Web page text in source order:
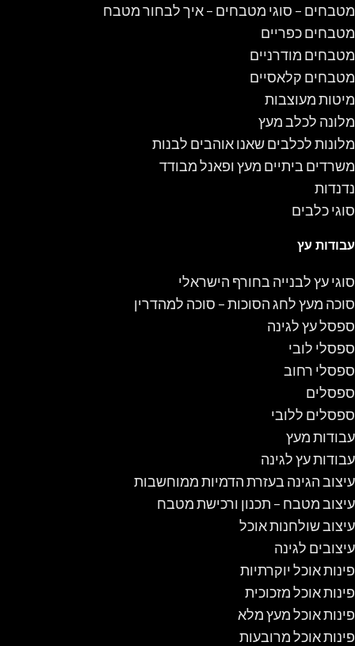
מטבחים – סוגי מטבחים – איך לבחור מטבח
מטבחים כפריים
מטבחים מודרניים
מטבחים קלאסיים
מיטות מעוצבות
מלונה לכלב מעץ
מלונות לכלבים שאנו אוהבים לבנות
משרדים ביתיים מעץ ופאנל מבודד
נדנדות
סוגי כלבים
עבודות עץ
סוגי עץ לבנייה בחורף הישראלי
סוכה מעץ לחג הסוכות – סוכה למהדרין
ספסל עץ לגינה
ספסלי לובי
ספסלי רחוב
ספסלים
ספסלים ללובי
עבודות מעץ
עבודות עץ לגינה
עיצוב הגינה בעזרת הדמיות ממוחשבות
עיצוב מטבח – תכנון ורכישת מטבח
עיצוב שולחנות אוכל
עיצובים לגינה
פינות אוכל יוקרתיות
פינות אוכל מזכוכית
פינות אוכל מעץ מלא
פינות אוכל מרובעות